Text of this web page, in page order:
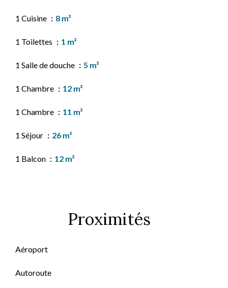
1 Cuisine 8 m²
1 Toilettes 1 m²
1 Salle de douche 5 m²
1 Chambre 12 m²
1 Chambre 11 m²
1 Séjour 26 m²
1 Balcon 12 m²
Proximités
Aéroport
Autoroute